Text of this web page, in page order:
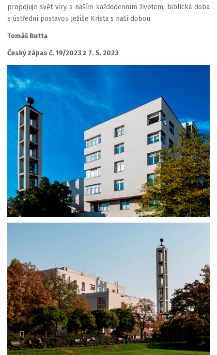
propojuje svět víry s naším každodenním životem, biblická doba
s ústřední postavou Ježíše Krista s naší dobou.
Tomáš Butta
Český zápas č. 19/2023 z 7. 5. 2023